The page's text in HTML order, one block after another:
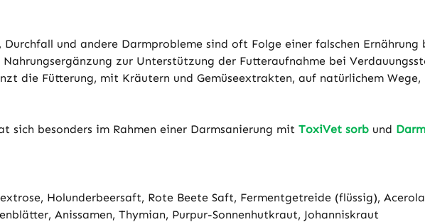
Durchfall und andere Darmprobleme sind oft Folge einer falschen
zur Unterstützung der Futteraufnahme bei
die Fütterung, mit Kräutern und Gemüseextrakten, auf natürlichem
sich besonders im Rahmen einer Darmsanierung mit ToxiVet sorb und
Holunderbeersaft, Rote Beete Saft, Fermentgetreide (flüssig),
Anissamen, Thymian, Purpur-Sonnenhutkraut, Johanniskraut